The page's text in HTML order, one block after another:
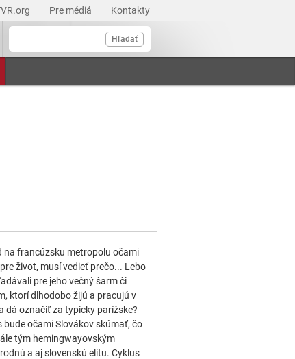
Pre médiá Kontakty
Hľadať
na francúzsku metropolu očami
život, musí vedieť prečo... Lebo
pre jeho večný šarm či
ktorí dlhodobo žijú a pracujú v
dá označiť za typicky parížske?
očami Slovákov skúmať, čo
tým hemingwayovským
a aj slovenskú elitu. Cyklus